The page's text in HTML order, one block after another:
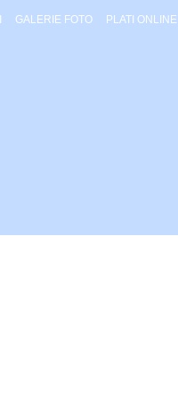
GALERIE FOTO PLATI ONLINE